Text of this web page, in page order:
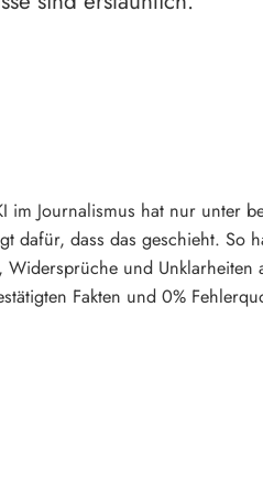
Journalismus hat nur unter
dafür, dass das geschieht. So
Widersprüche und Unklarheiten
Fakten und 0%